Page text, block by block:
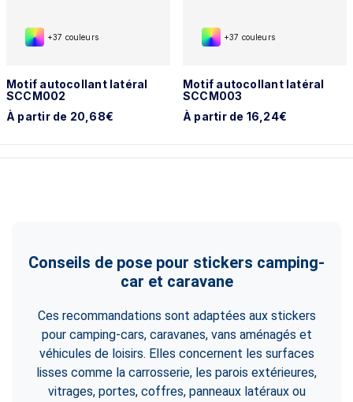
+37 couleurs
Motif autocollant latéral
SCCM002
À partir de 20,68€
+37 couleurs
Motif autocollant latéral
SCCM003
À partir de 16,24€
Conseils de pose pour stickers camping-
car et caravane
Ces recommandations sont adaptées aux stickers
pour camping-cars, caravanes, vans aménagés et
véhicules de loisirs. Elles concernent les surfaces
lisses comme la carrosserie, les parois extérieures,
vitrages, portes, coffres, panneaux latéraux ou